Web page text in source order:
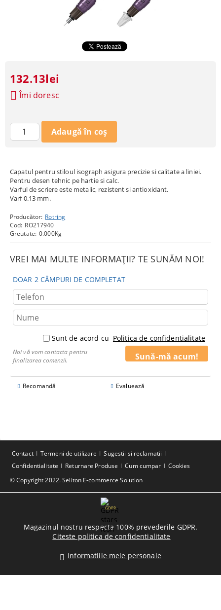
Capatul pentru stiloul isograph asigura precizie si calitate a liniei.
Pentru desen tehnic pe hartie si calc.
Varful de scriere este metalic, rezistent si antioxidant.
Varf 0.13 mm.
Producător: Rotring
Cod: RO217940
Greutate: 0.000Kg
VREI MAI MULTE INFORMAȚII? TE SUNĂM NOI!
DOAR 2 CÂMPURI DE COMPLETAT
Sunt de acord cu Politica de confidentialitate
Noi vă vom contacta pentru
finalizarea comenzii.
Recomandă Evaluează
132.13lei
Îmi doresc
© Copyright 2022. Seliton E-commerce Solution
Contact Termeni de utilizare
Sugestii si reclamatii
Confidentialitate
Returnare Produse Cum cumpar Cookies
GDPR
Magazinul nostru respecta 100% prevederile GDPR.
Citeste politica de confidentialitate
Informatiile mele personale